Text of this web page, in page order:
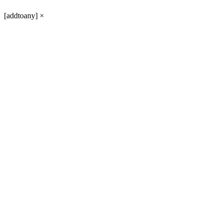
[addtoany] ×